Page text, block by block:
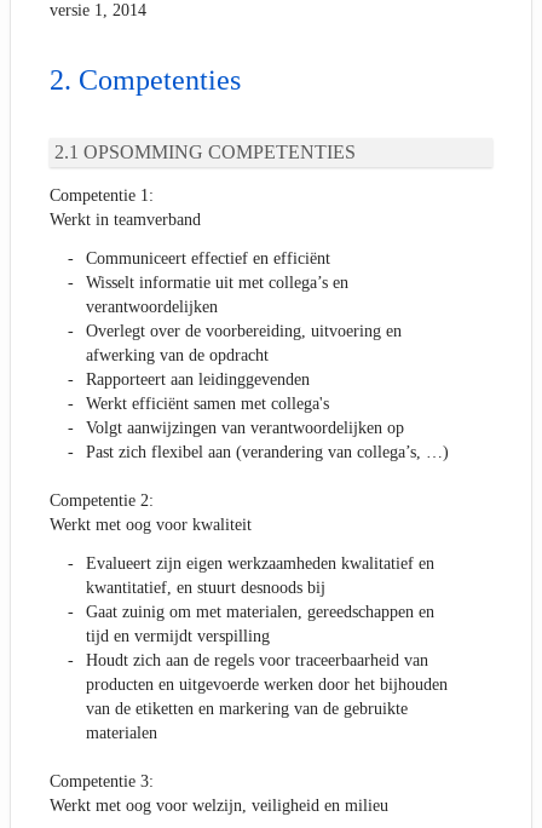
versie 1, 2014
Competenties
OPSOMMING COMPETENTIES
Competentie 1:
Werkt in teamverband
Communiceert effectief en efficiënt
Wisselt informatie uit met collega’s en
verantwoordelijken
Overlegt over de voorbereiding, uitvoering en
afwerking van de opdracht
Rapporteert aan leidinggevenden
Werkt efficiënt samen met collega's
Volgt aanwijzingen van verantwoordelijken op
Past zich flexibel aan (verandering van collega’s, …)
Competentie 2:
Werkt met oog voor kwaliteit
Evalueert zijn eigen werkzaamheden kwalitatief en
kwantitatief, en stuurt desnoods bij
Gaat zuinig om met materialen, gereedschappen en
tijd en vermijdt verspilling
Houdt zich aan de regels voor traceerbaarheid van
producten en uitgevoerde werken door het bijhouden
van de etiketten en markering van de gebruikte
materialen
Competentie 3:
Werkt met oog voor welzijn, veiligheid en milieu